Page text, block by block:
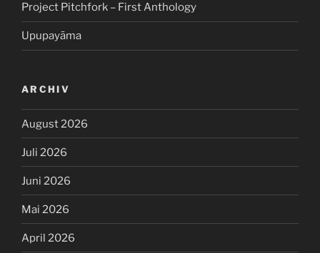
Project Pitchfork – First Anthology
Upupayāma
ARCHIV
August 2026
Juli 2026
Juni 2026
Mai 2026
April 2026